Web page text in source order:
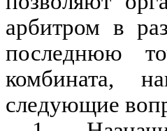
арбитром в
последнюю
комбината,
следующие